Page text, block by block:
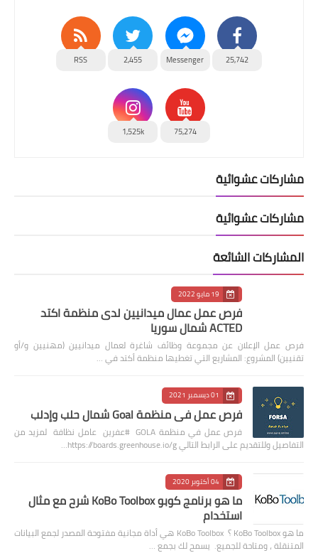
25,742
Messenger
2,455
RSS
75,274
1,525k
مشاركات عشوائية
مشاركات عشوائية
المشاركات الشائعة
19 مايو 2022
فرص عمل عمال ميدانيين لدى منظمة اكتد
ACTED شمال سوريا
فرص عمل الإعلان عن مجموعة وظائف شاغرة لعمال ميدانيين (مهنيين و/أو
تقنيين) المشروع: المشاريع التي تغطيها منظمة أكتد في …
01 ديسمبر 2021
فرص عمل في منظمة Goal شمال حلب وإدلب
فرص عمل في منظمة GOLA #عفرين عامل نظافة لمزيد من
التفاصيل وللتقديم على الرابط التالي https://boards.greenhouse.io/g…
04 أكتوبر 2020
ما هو برنامج كوبو KoBo Toolbox شرح مع مثال
استخدام
ما هو KoBo Toolbox ؟ KoBo Toolbox هي أداة مجانية مفتوحة المصدر لجمع البيانات
المتنقلة ، ومتاحة للجميع. يسمح لك بجمع …